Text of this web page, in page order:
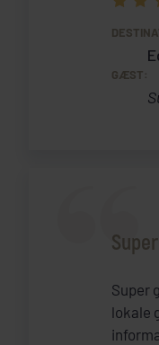
GÆST:
Super
lokale